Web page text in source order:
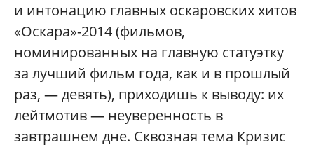
и интонацию главных оскаровских хитов
«Оскара»-2014 (фильмов,
номинированных на главную статуэтку
за лучший фильм года, как и в прошлый
раз, — девять), приходишь к выводу: их
лейтмотив — неуверенность в
завтрашнем дне. Сквозная тема Кризис